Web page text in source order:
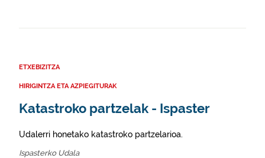
ETXEBIZITZA
HIRIGINTZA ETA AZPIEGITURAK
Katastroko partzelak - Ispaster
Udalerri honetako katastroko partzelarioa.
Ispasterko Udala